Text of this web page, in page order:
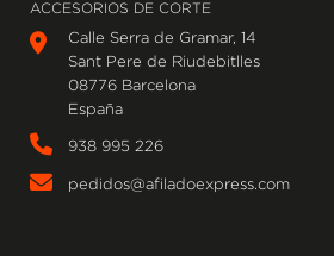
ACCESORIOS DE CORTE
Calle Serra de Gramar, 14
Sant Pere de Riudebitlles
08776 Barcelona
España
938 995 226
pedidos@afiladoexpress.com